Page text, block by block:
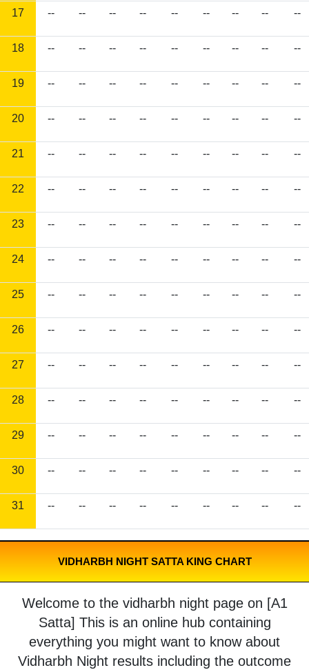
17 -- -- -- -- -- -- -- -- --
18 -- -- -- -- -- -- -- -- --
19 -- -- -- -- -- -- -- -- --
20 -- -- -- -- -- -- -- -- --
21 -- -- -- -- -- -- -- -- --
22 -- -- -- -- -- -- -- -- --
23 -- -- -- -- -- -- -- -- --
24 -- -- -- -- -- -- -- -- --
25 -- -- -- -- -- -- -- -- --
26 -- -- -- -- -- -- -- -- --
27 -- -- -- -- -- -- -- -- --
28 -- -- -- -- -- -- -- -- --
29 -- -- -- -- -- -- -- -- --
30 -- -- -- -- -- -- -- -- --
31 -- -- -- -- -- -- -- -- --
VIDHARBH NIGHT SATTA KING CHART
Welcome to the vidharbh night page on [A1
Satta] This is an online hub containing
everything you might want to know about
Vidharbh Night results including the outcome